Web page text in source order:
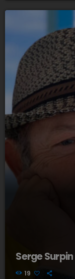
Serge Surpin
19